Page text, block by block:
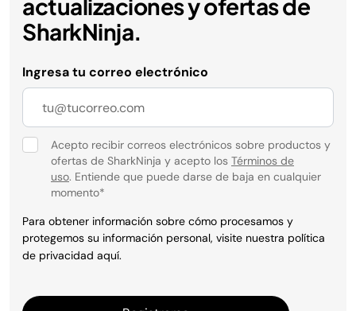
actualizaciones y ofertas de
SharkNinja.
Ingresa tu correo electrónico
Acepto recibir correos electrónicos sobre productos y
ofertas de SharkNinja y acepto los Términos de
uso. Entiende que puede darse de baja en cualquier
momento*
Para obtener información sobre cómo procesamos y
protegemos su información personal, visite nuestra política
de privacidad aquí.